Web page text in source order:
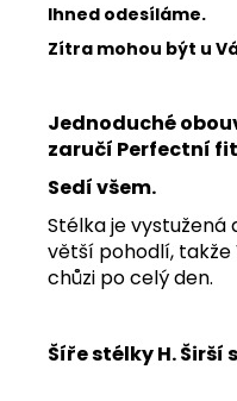
Ihned odesíláme.
Zítra mohou být u
Jednoduché
zaručí Perfectní
Sedí všem.
Stélka je
větší pohodlí,
chůzi po celý den.
Šíře stélky H.